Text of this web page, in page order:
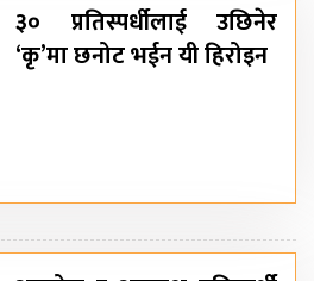
३० प्रतिस्पर्धीलाई उछिनेर
‘कृ’मा छनोट भईन यी हिरोइन